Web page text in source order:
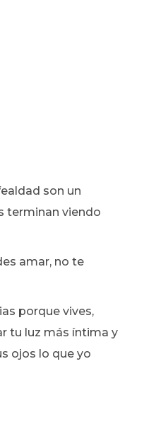
son un
terminan viendo
amar, no te
porque vives,
tu luz más íntima y
ojos lo que yo